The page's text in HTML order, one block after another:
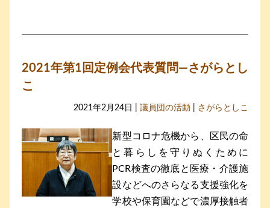
2021年第1回定例会代表質問―さがらとし
こ
2021年2月24日 | 議員団の活動 さがらとしこ
新型コロナ危機から、区民の命
と暮らしを守りぬくために
PCR検査の徹底と医療・介護施
設などへのさらなる支援強化を
学校や保育園などで濃厚接触者